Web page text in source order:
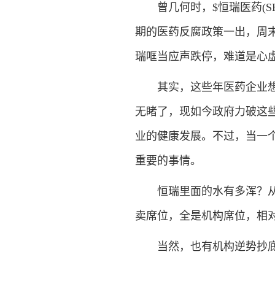
曾几何时，$恒瑞医药
期的医药反腐政策一出，周
瑞哐当应声跌停，难道是心
其实，这些年医药企业想
无睹了，现如今政府力破这
业的健康发展。不过，当一
重要的事情。
恒瑞里面的水有多浑？从
卖席位，全是机构席位，相
当然，也有机构逆势抄底